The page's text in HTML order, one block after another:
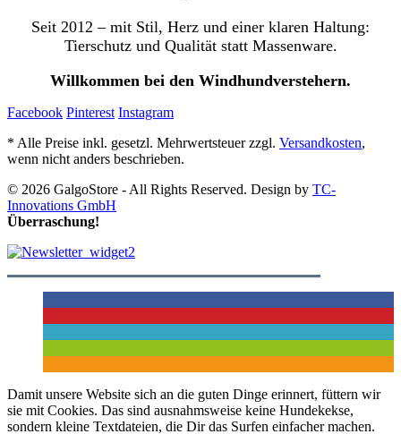
Seit 2012 – mit Stil, Herz und einer klaren Haltung:
Tierschutz und Qualität statt Massenware.
Willkommen bei den Windhundverstehern.
Facebook Pinterest Instagram
* Alle Preise inkl. gesetzl. Mehrwertsteuer zzgl. Versandkosten,
wenn nicht anders beschrieben.
© 2026 GalgoStore - All Rights Reserved. Design by TC-
Innovations GmbH
Überraschung!
Damit unsere Website sich an die guten Dinge erinnert, füttern wir
sie mit Cookies. Das sind ausnahmsweise keine Hundekekse,
sondern kleine Textdateien, die Dir das Surfen einfacher machen.